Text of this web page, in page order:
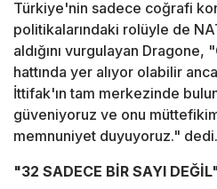
Türkiye'nin sadece coğrafi
politikalarındaki rolüyle de
aldığını vurgulayan Dragone,
hattında yer alıyor olabilir
İttifak'ın tam merkezinde
güveniyoruz ve onu
memnuniyet duyuyoruz." dedi.
"32 SADECE BİR SAYI